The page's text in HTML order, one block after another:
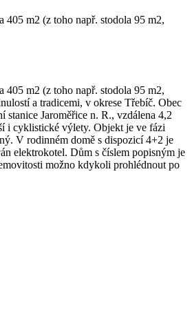
405 m2 (z toho např. stodola 95 m2,
405 m2 (z toho např. stodola 95 m2,
a tradicemi, v okrese Třebíč. Obec
Jaroměřice n. R., vzdálena 4,2
i cyklistické výlety. Objekt je ve fázi
V rodinném domě s dispozicí 4+2 je
elektrokotel. Dům s číslem popisným je
možno kdykoli prohlédnout po